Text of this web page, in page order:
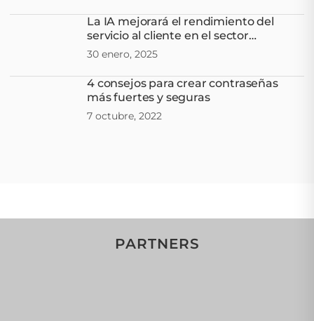
La IA mejorará el rendimiento del
servicio al cliente en el sector
minorista
30 enero, 2025
4 consejos para crear contraseñas
más fuertes y seguras
7 octubre, 2022
PARTNERS